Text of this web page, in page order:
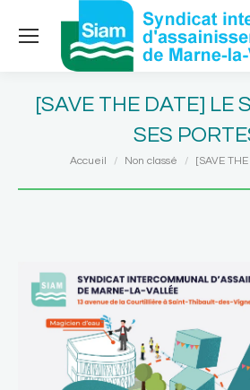
[SAVE THE DATE] LE
SES
Vous êtes ici :
Accueil Non classé [SAVE